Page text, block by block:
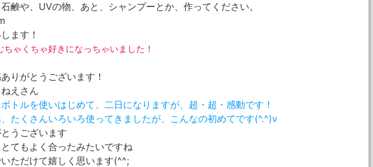
鹸や、UVの物、あと、シャンプーとか、作ってください。
ます！
ちゃくちゃ好きになっちゃいました！
りがとうございます！
えさん
トルを使いはじめて、二日になりますが、超・超・感動です！
たくさんいろいろ使ってきましたが、こんなの初めてです(^.^)v
うございます
てもよく合ったみたいですね
ただけて嬉しく思います(^^;